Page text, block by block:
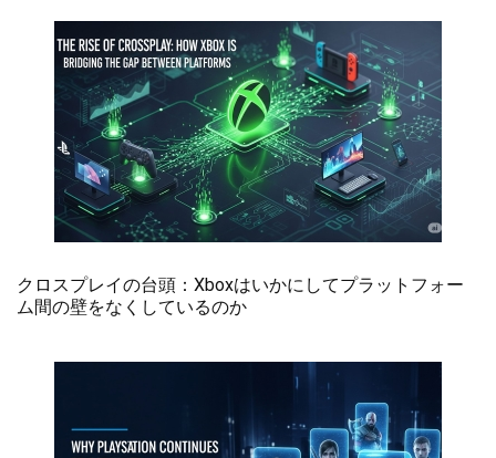
クロスプレイの台頭：Xboxはいかにしてプラットフォー
ム間の壁をなくしているのか